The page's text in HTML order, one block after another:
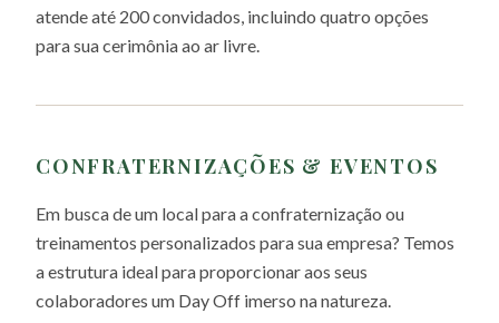
atende até 200 convidados, incluindo quatro opções
para sua cerimônia ao ar livre.
CONFRATERNIZAÇÕES & EVENTOS
Em busca de um local para a confraternização ou
treinamentos personalizados para sua empresa? Temos
a estrutura ideal para proporcionar aos seus
colaboradores um Day Off imerso na natureza.
Cookie Consent
We serve cookies. We use tools, such as cookies, to enable